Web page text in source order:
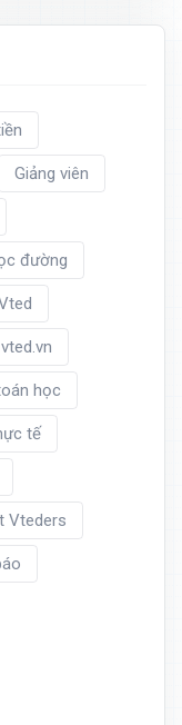
Giảng viên
đường
học
tế
Vteders